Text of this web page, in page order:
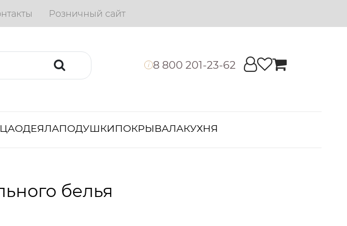
Розничный сайт
i 8 800 201-23-62
ОДЕЯЛАПОДУШКИПОКРЫВАЛАКУХНЯ
белья